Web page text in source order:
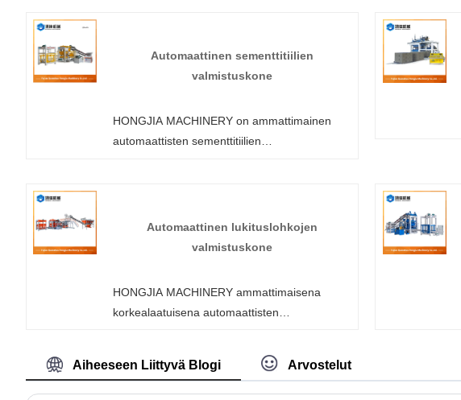
Automaattinen sementtitiilien
valmistuskone
HONGJIA MACHINERY on ammattimainen
automaattisten sementtitiilien
tiilenvalmistuskoneeseen tehtaaltamme milloin
tahansa. Tarjoamme sinulle
Automaattinen lukituslohkojen
valmistuskone
HONGJIA MACHINERY ammattimaisena
korkealaatuisena automaattisten
valmistajana voit olla varma, että ostat
lohkonvalmistuskoneen tehtaaltamme ja
tarjoamme sinulle parhaan myynnin jälkeisen
Aiheeseen Liittyvä Blogi Arvostelut